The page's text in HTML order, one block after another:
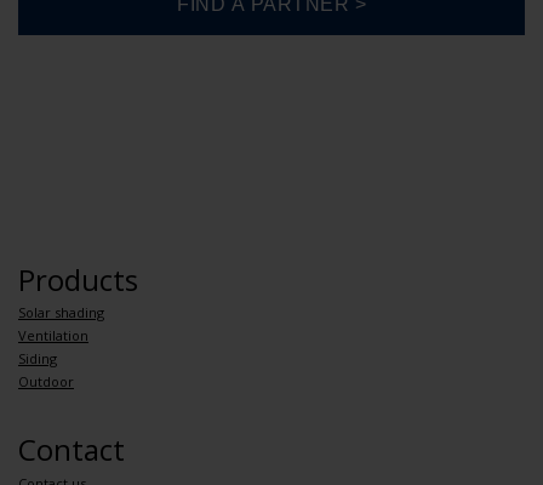
Products
Solar shading
Ventilation
Siding
Outdoor
Contact